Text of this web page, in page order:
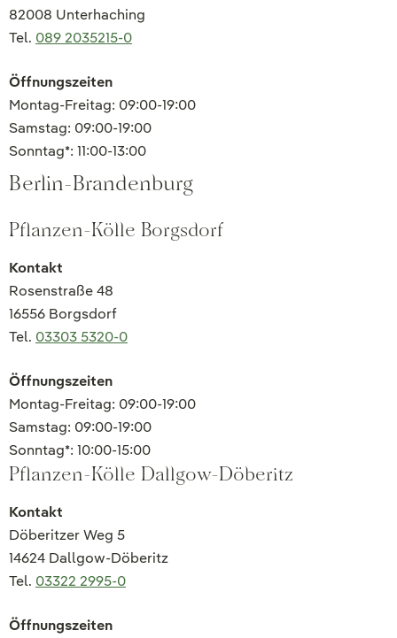
82008 Unterhaching
Tel. 089 2035215-0
Öffnungszeiten
Montag-Freitag: 09:00-19:00
Samstag: 09:00-19:00
Sonntag*: 11:00-13:00
Berlin-Brandenburg
Pflanzen-Kölle Borgsdorf
Kontakt
Rosenstraße 48
16556 Borgsdorf
Tel. 03303 5320-0
Öffnungszeiten
Montag-Freitag: 09:00-19:00
Samstag: 09:00-19:00
Sonntag*: 10:00-15:00
Pflanzen-Kölle Dallgow-Döberitz
Kontakt
Döberitzer Weg 5
14624 Dallgow-Döberitz
Tel. 03322 2995-0
Öffnungszeiten